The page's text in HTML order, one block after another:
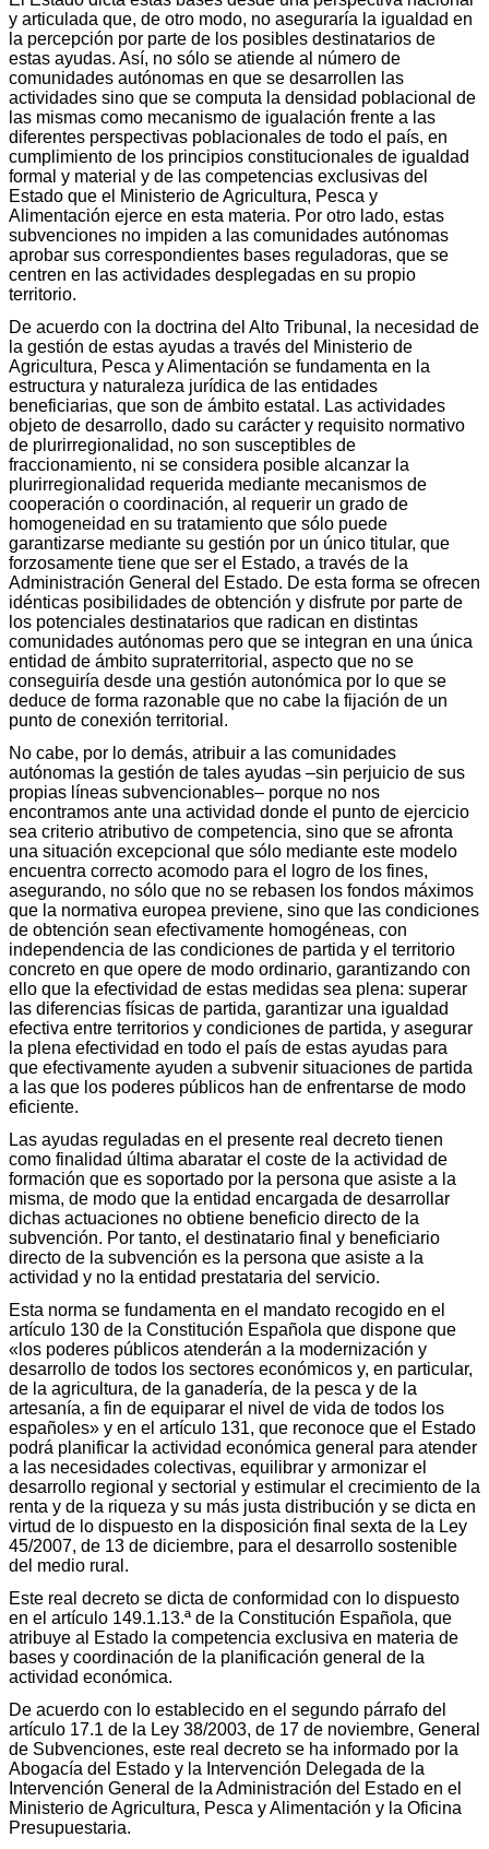
y articulada que, de otro modo, no aseguraría la igualdad en
la percepción por parte de los posibles destinatarios de
estas ayudas. Así, no sólo se atiende al número de
comunidades autónomas en que se desarrollen las
actividades sino que se computa la densidad poblacional de
las mismas como mecanismo de igualación frente a las
diferentes perspectivas poblacionales de todo el país, en
cumplimiento de los principios constitucionales de igualdad
formal y material y de las competencias exclusivas del
Estado que el Ministerio de Agricultura, Pesca y
Alimentación ejerce en esta materia. Por otro lado, estas
subvenciones no impiden a las comunidades autónomas
aprobar sus correspondientes bases reguladoras, que se
centren en las actividades desplegadas en su propio
territorio.
De acuerdo con la doctrina del Alto Tribunal, la necesidad de
la gestión de estas ayudas a través del Ministerio de
Agricultura, Pesca y Alimentación se fundamenta en la
estructura y naturaleza jurídica de las entidades
beneficiarias, que son de ámbito estatal. Las actividades
objeto de desarrollo, dado su carácter y requisito normativo
de plurirregionalidad, no son susceptibles de
fraccionamiento, ni se considera posible alcanzar la
plurirregionalidad requerida mediante mecanismos de
cooperación o coordinación, al requerir un grado de
homogeneidad en su tratamiento que sólo puede
garantizarse mediante su gestión por un único titular, que
forzosamente tiene que ser el Estado, a través de la
Administración General del Estado. De esta forma se ofrecen
idénticas posibilidades de obtención y disfrute por parte de
los potenciales destinatarios que radican en distintas
comunidades autónomas pero que se integran en una única
entidad de ámbito supraterritorial, aspecto que no se
conseguiría desde una gestión autonómica por lo que se
deduce de forma razonable que no cabe la fijación de un
punto de conexión territorial.
No cabe, por lo demás, atribuir a las comunidades
autónomas la gestión de tales ayudas –sin perjuicio de sus
propias líneas subvencionables– porque no nos
encontramos ante una actividad donde el punto de ejercicio
sea criterio atributivo de competencia, sino que se afronta
una situación excepcional que sólo mediante este modelo
encuentra correcto acomodo para el logro de los fines,
asegurando, no sólo que no se rebasen los fondos máximos
que la normativa europea previene, sino que las condiciones
de obtención sean efectivamente homogéneas, con
independencia de las condiciones de partida y el territorio
concreto en que opere de modo ordinario, garantizando con
ello que la efectividad de estas medidas sea plena: superar
las diferencias físicas de partida, garantizar una igualdad
efectiva entre territorios y condiciones de partida, y asegurar
la plena efectividad en todo el país de estas ayudas para
que efectivamente ayuden a subvenir situaciones de partida
a las que los poderes públicos han de enfrentarse de modo
eficiente.
Las ayudas reguladas en el presente real decreto tienen
como finalidad última abaratar el coste de la actividad de
formación que es soportado por la persona que asiste a la
misma, de modo que la entidad encargada de desarrollar
dichas actuaciones no obtiene beneficio directo de la
subvención. Por tanto, el destinatario final y beneficiario
directo de la subvención es la persona que asiste a la
actividad y no la entidad prestataria del servicio.
Esta norma se fundamenta en el mandato recogido en el
artículo 130 de la Constitución Española que dispone que
«los poderes públicos atenderán a la modernización y
desarrollo de todos los sectores económicos y, en particular,
de la agricultura, de la ganadería, de la pesca y de la
artesanía, a fin de equiparar el nivel de vida de todos los
españoles» y en el artículo 131, que reconoce que el Estado
podrá planificar la actividad económica general para atender
a las necesidades colectivas, equilibrar y armonizar el
desarrollo regional y sectorial y estimular el crecimiento de la
renta y de la riqueza y su más justa distribución y se dicta en
virtud de lo dispuesto en la disposición final sexta de la Ley
45/2007, de 13 de diciembre, para el desarrollo sostenible
del medio rural.
Este real decreto se dicta de conformidad con lo dispuesto
en el artículo 149.1.13.ª de la Constitución Española, que
atribuye al Estado la competencia exclusiva en materia de
bases y coordinación de la planificación general de la
actividad económica.
De acuerdo con lo establecido en el segundo párrafo del
artículo 17.1 de la Ley 38/2003, de 17 de noviembre, General
de Subvenciones, este real decreto se ha informado por la
Abogacía del Estado y la Intervención Delegada de la
Intervención General de la Administración del Estado en el
Ministerio de Agricultura, Pesca y Alimentación y la Oficina
Presupuestaria.